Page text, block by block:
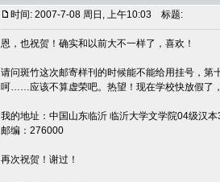
时间: 2007-7-08 周日, 上午10:03 标题:
恩，也祝贺！确实和以前大不一样了，喜欢！
请问斑竹这次邮寄样刊的时候能不能给用挂号，
呵……应该不算虚荣吧。热望！现在学校快放假了
我的地址：中国山东临沂 临沂大学文学院04级汉
邮编：276000
再次祝贺！谢过！